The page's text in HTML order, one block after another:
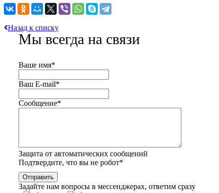
Назад к списку
Мы всегда на связи
Ваше имя*
Ваш E-mail*
Сообщение*
Защита от автоматических сообщений
Подтвердите, что вы не робот*
Задайте нам вопросы в мессенджерах, ответим сразу